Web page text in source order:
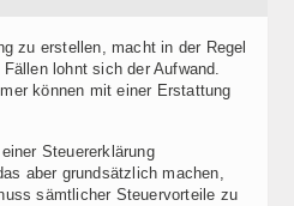
zu erstellen, macht in der Regel
lohnt sich der Aufwand.
können mit einer Erstattung
Steuererklärung
aber grundsätzlich machen,
sämtlicher Steuervorteile zu